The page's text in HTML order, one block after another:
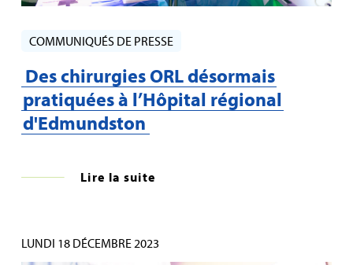
COMMUNIQUÉS DE PRESSE
Des chirurgies ORL désormais
pratiquées à l’Hôpital régional
d'Edmundston
Lire la suite
LUNDI 18 DÉCEMBRE 2023